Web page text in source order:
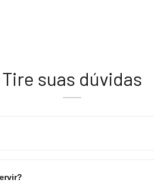
Tire suas dúvidas